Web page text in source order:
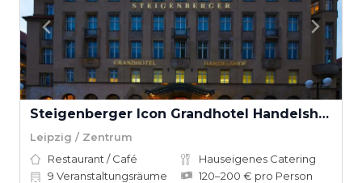
Steigenberger Icon Grandhotel Handelshof Leipzig
Leipzig / Zentrum
Restaurant / Café
Hauseigenes Catering
9 Veranstaltungsräume
120–200 € pro Person